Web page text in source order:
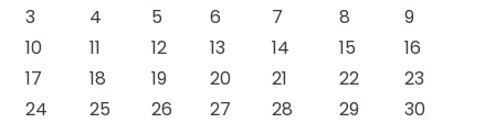
3
4 5 6 7 8
9
10
11 12 13 14 15
16
17
18 19 20 21 22
23
24
25 26 27 28 29
30